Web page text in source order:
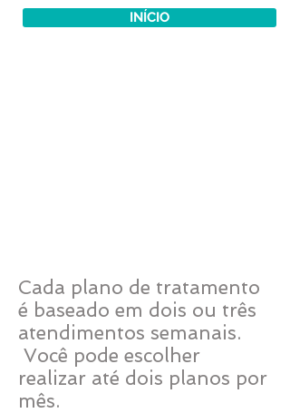
INÍCIO
Cada plano de tratamento
é baseado em dois ou três
atendimentos semanais.
Você pode escolher
realizar até dois planos por
mês.